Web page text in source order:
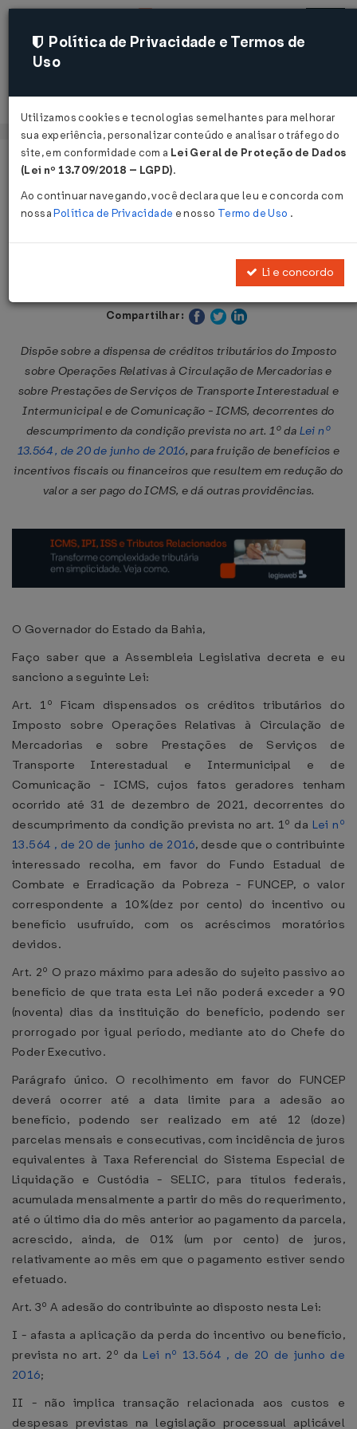
Acessar
Página Inicial Legislações
Lei Nº 14527 DE 21/12/2022
Publicado no DOE - BA em 22 dez 2022
Compartilhar:
Dispõe sobre a dispensa de créditos tributários do Imposto
sobre Operações Relativas à Circulação de Mercadorias e
sobre Prestações de Serviços de Transporte Interestadual e
Intermunicipal e de Comunicação - ICMS, decorrentes do
descumprimento da condição prevista no art. 1º da Lei nº
13.564 , de 20 de junho de 2016, para fruição de benefícios e
incentivos fiscais ou financeiros que resultem em redução do
valor a ser pago do ICMS, e dá outras providências.
O Governador do Estado da Bahia,
Faço saber que a Assembleia Legislativa decreta e eu
sanciono a seguinte Lei:
Art. 1º Ficam dispensados os créditos tributários do
Imposto sobre Operações Relativas à Circulação de
Mercadorias e sobre Prestações de Serviços de
Transporte Interestadual e Intermunicipal e de
Comunicação - ICMS, cujos fatos geradores tenham
ocorrido até 31 de dezembro de 2021, decorrentes do
descumprimento da condição prevista no art. 1º da Lei nº
13.564 , de 20 de junho de 2016, desde que o contribuinte
interessado recolha, em favor do Fundo Estadual de
Combate e Erradicação da Pobreza - FUNCEP, o valor
correspondente a 10%(dez por cento) do incentivo ou
benefício usufruído, com os acréscimos moratórios
devidos.
Art. 2º O prazo máximo para adesão do sujeito passivo ao
benefício de que trata esta Lei não poderá exceder a 90
(noventa) dias da instituição do benefício, podendo ser
prorrogado por igual período, mediante ato do Chefe do
Poder Executivo.
Parágrafo único. O recolhimento em favor do FUNCEP
deverá ocorrer até a data limite para a adesão ao
benefício, podendo ser realizado em até 12 (doze)
parcelas mensais e consecutivas, com incidência de juros
equivalentes à Taxa Referencial do Sistema Especial de
Liquidação e Custódia - SELIC, para títulos federais,
acumulada mensalmente a partir do mês do requerimento,
até o último dia do mês anterior ao pagamento da parcela,
acrescido, ainda, de 01% (um por cento) de juros,
relativamente ao mês em que o pagamento estiver sendo
efetuado.
Art. 3º A adesão do contribuinte ao disposto nesta Lei:
I - afasta a aplicação da perda do incentivo ou benefício,
prevista no art. 2º da Lei nº 13.564 , de 20 de junho de
2016;
II - não implica transação relacionada aos custos e
despesas previstas na legislação processual aplicável
Política de Privacidade e Termos de
Uso
Utilizamos cookies e tecnologias semelhantes para melhorar
sua experiência, personalizar conteúdo e analisar o tráfego do
site, em conformidade com a Lei Geral de Proteção de Dados
(Lei nº 13.709/2018 – LGPD).
Ao continuar navegando, você declara que leu e concorda com
nossaPolítica de Privacidade e nosso Termo de Uso .
Li e concordo